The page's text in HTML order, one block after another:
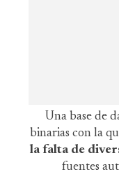
Una base de
binarias con la
la falta de
fuentes